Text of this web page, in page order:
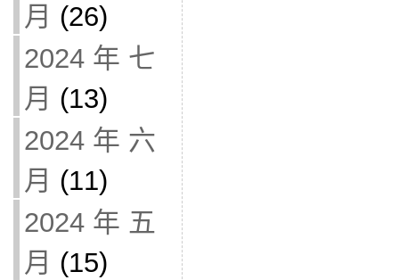
月 (26)
2024 年 七
月 (13)
2024 年 六
月 (11)
2024 年 五
月 (15)